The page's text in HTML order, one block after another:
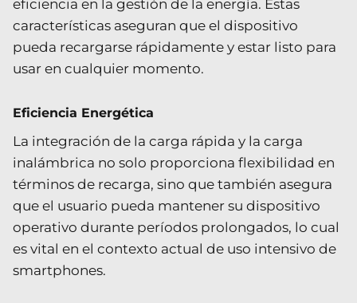
eficiencia en la gestión de la energía. Estas
características aseguran que el dispositivo
pueda recargarse rápidamente y estar listo para
usar en cualquier momento.
Eficiencia Energética
La integración de la carga rápida y la carga
inalámbrica no solo proporciona flexibilidad en
términos de recarga, sino que también asegura
que el usuario pueda mantener su dispositivo
operativo durante períodos prolongados, lo cual
es vital en el contexto actual de uso intensivo de
smartphones.